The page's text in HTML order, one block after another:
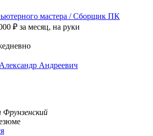
мастера / Сборщик ПК
₽ за месяц, на руки
Андреевич